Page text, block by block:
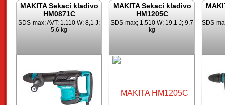
MAKITA Sekací kladivo
HM0871C
SDS-max; AVT; 1.110 W; 8,1 J;
5,6 kg
MAKITA Sekací kladivo
HM1205C
SDS-max; 1.510 W; 19,1 J; 9,7
kg
SDS-